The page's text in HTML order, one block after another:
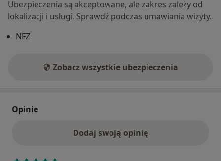
Ubezpieczenia są akceptowane, ale zakres zależy od
lokalizacji i usługi. Sprawdź podczas umawiania wizyty.
NFZ
Zobacz wszystkie ubezpieczenia
Opinie
Dodaj swoją opinię